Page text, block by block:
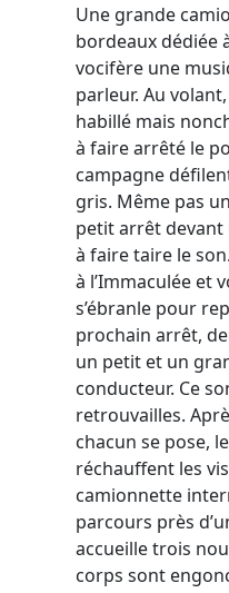
Une grande
bordeaux dédiée
vocifère une
parleur. Au
habillé mais
à faire arrêté le
campagne
gris. Même pas
petit arrêt devant
à faire taire le
à l’Immaculée et
s’ébranle pour
prochain arrêt,
un petit et un
conducteur. Ce
retrouvailles.
chacun se pose,
réchauffent les
camionnette
parcours près
accueille trois
corps sont